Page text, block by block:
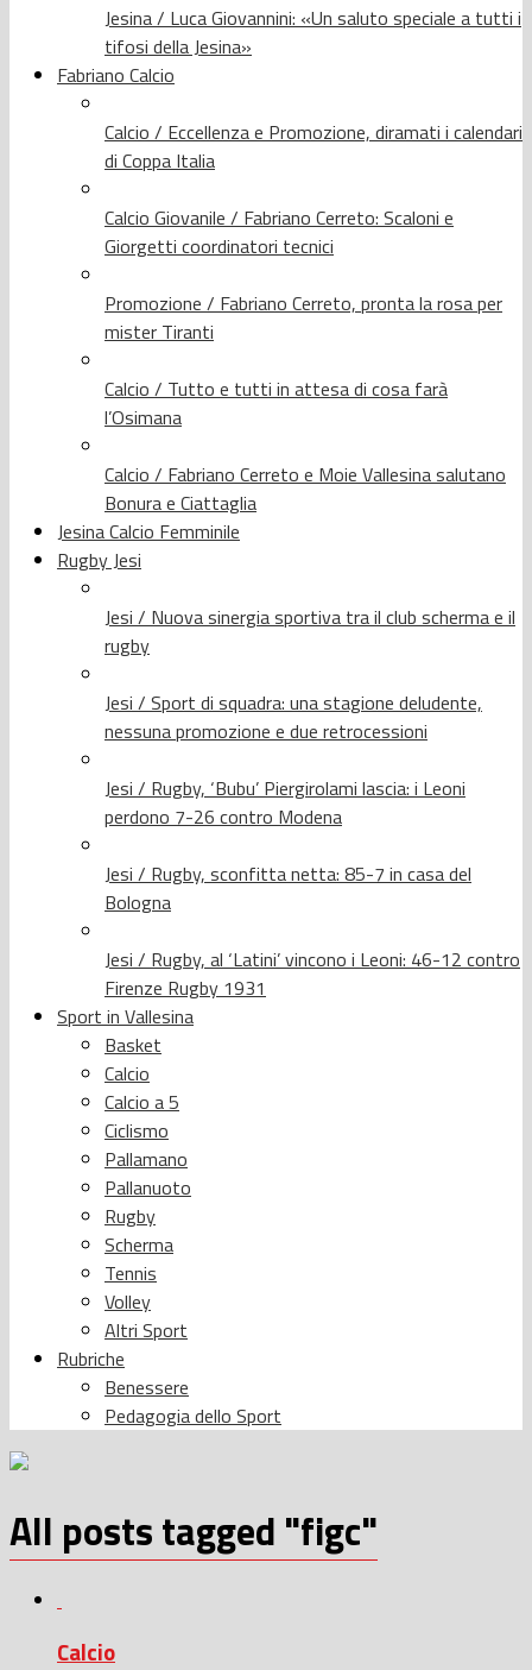
Jesina / Luca Giovannini: «Un saluto speciale a tutti i
tifosi della Jesina»
Fabriano Calcio
Calcio / Eccellenza e Promozione, diramati i calendari
di Coppa Italia
Calcio Giovanile / Fabriano Cerreto: Scaloni e
Giorgetti coordinatori tecnici
Promozione / Fabriano Cerreto, pronta la rosa per
mister Tiranti
Calcio / Tutto e tutti in attesa di cosa farà
l’Osimana
Calcio / Fabriano Cerreto e Moie Vallesina salutano
Bonura e Ciattaglia
Jesina Calcio Femminile
Rugby Jesi
Jesi / Nuova sinergia sportiva tra il club scherma e il
rugby
Jesi / Sport di squadra: una stagione deludente,
nessuna promozione e due retrocessioni
Jesi / Rugby, ‘Bubu’ Piergirolami lascia: i Leoni
perdono 7-26 contro Modena
Jesi / Rugby, sconfitta netta: 85-7 in casa del
Bologna
Jesi / Rugby, al ‘Latini’ vincono i Leoni: 46-12 contro
Firenze Rugby 1931
Sport in Vallesina
Basket
Calcio
Calcio a 5
Ciclismo
Pallamano
Pallanuoto
Rugby
Scherma
Tennis
Volley
Altri Sport
Rubriche
Benessere
Pedagogia dello Sport
All posts tagged "figc"
Calcio